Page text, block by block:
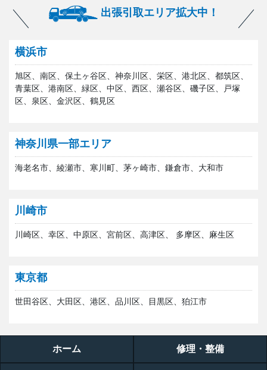
出張引取エリア拡大中！
横浜市
旭区、南区、保土ヶ谷区、神奈川区、栄区、港北区、都筑区、
青葉区、港南区、緑区、中区、西区、瀬谷区、磯子区、戸塚
区、泉区、金沢区、鶴見区
神奈川県一部エリア
海老名市、綾瀬市、寒川町、茅ヶ崎市、鎌倉市、大和市
川崎市
川崎区、幸区、中原区、宮前区、高津区、 多摩区、麻生区
東京都
世田谷区、大田区、港区、品川区、目黒区、狛江市
ホーム 修理・整備